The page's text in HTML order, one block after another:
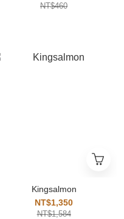
NT$460
Kingsalmon
NT$1,350
NT$1,584